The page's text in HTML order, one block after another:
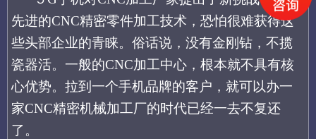
先进的CNC精密零件加工技术，恐怕很难获得这
些头部企业的青睐。俗话说，没有金刚钻，不揽
瓷器活。一般的CNC加工中心，根本就不具有核
心优势。拉到一个手机品牌的客户，就可以办一
家CNC精密机械加工厂的时代已经一去不复还
了。